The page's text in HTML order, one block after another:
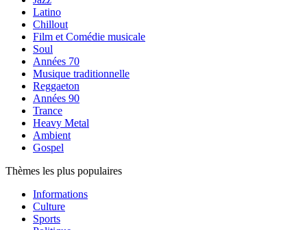
Latino
Chillout
Film et Comédie musicale
Soul
Années 70
Musique traditionnelle
Reggaeton
Années 90
Trance
Heavy Metal
Ambient
Gospel
Thèmes les plus populaires
Informations
Culture
Sports